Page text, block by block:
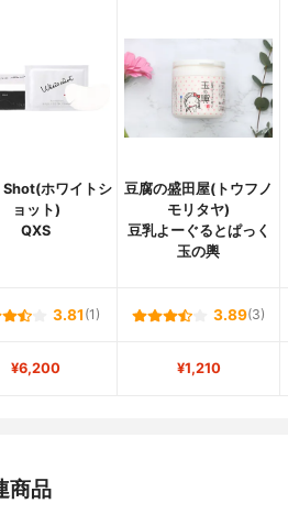
ホワイトシ
ョット)
QXS
豆腐の盛田屋(トウフノ
モリタヤ)
豆乳よーぐるとぱっく
玉の輿
3.81 (1) 3.89(3)
¥6,200 ¥1,210
商品